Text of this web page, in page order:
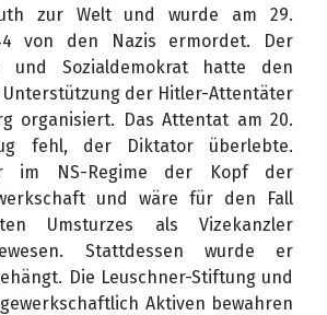
zur Welt und wurde am 29.
von den Nazis ermordet. Der
und Sozialdemokrat hatte den
Unterstützung der Hitler-Attentäter
organisiert. Das Attentat am 20.
fehl, der Diktator überlebte.
im NS-Regime der Kopf der
und wäre für den Fall
Umsturzes als Vizekanzler
Stattdessen wurde er
Die Leuschner-Stiftung und
Aktiven bewahren